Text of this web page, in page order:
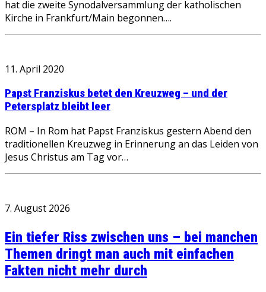
hat die zweite Synodalversammlung der katholischen
Kirche in Frankfurt/Main begonnen….
11. April 2020
Papst Franziskus betet den Kreuzweg – und der
Petersplatz bleibt leer
ROM – In Rom hat Papst Franziskus gestern Abend den
traditionellen Kreuzweg in Erinnerung an das Leiden von
Jesus Christus am Tag vor…
7. August 2026
Ein tiefer Riss zwischen uns – bei manchen
Themen dringt man auch mit einfachen
Fakten nicht mehr durch